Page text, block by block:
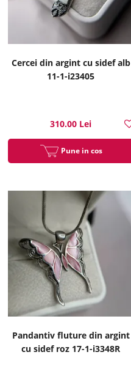
Cercei din argint cu sidef alb
11-1-i23405
310.00 Lei
Pune in cos
Pandantiv fluture din argint
cu sidef roz 17-1-i3348R